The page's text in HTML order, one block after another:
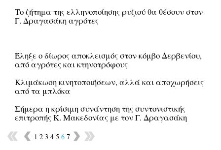
Το ζήτημα της ελληνοποίησης ρυζιού θα θέσουν στον
Γ. Δραγασάκη αγρότες
Έληξε ο δίωρος αποκλεισμός στον κόμβο Δερβενίου,
από αγρότες και κτηνοτρόφους
Κλιμάκωση κινητοποιήσεων, αλλά και αποχωρήσεις
από τα μπλόκα
Σήμερα η κρίσιμη συνάντηση της συντονιστικής
επιτροπής Κ. Μακεδονίας με τον Γ. Δραγασάκη
1 2 3 4 5 6 7